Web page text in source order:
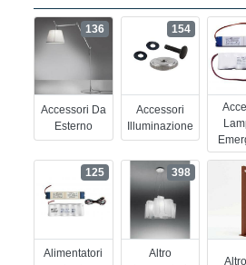
Accessori Da
Esterno
136
Accessori
Illuminazione
154
Alimentatori
125
Altro
398